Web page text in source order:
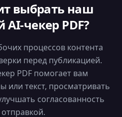
выбрать наш
чекер PDF?
процессов контента
перед публикацией.
PDF помогает вам
или текст, просматривать
согласованность